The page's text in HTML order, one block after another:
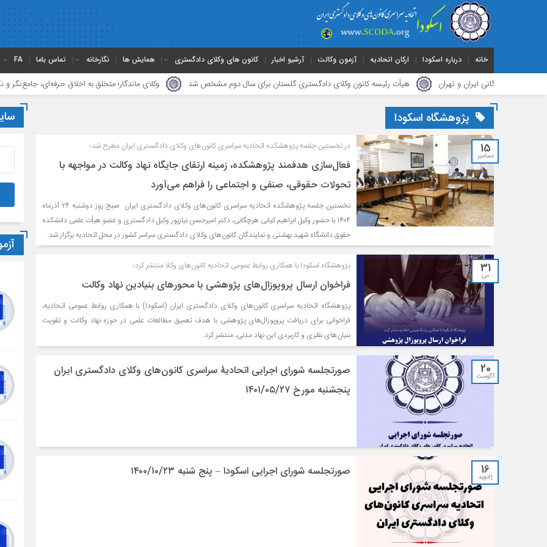
خانه درباره اسکودا ارکان اتحادیه آزمون وکالت آرشیو اخبار کانون های وکلای دادگستری همایش ها نگارخانه تماس باما FA
بازرگانی ایران و تهران هیأت ‌رئیسه کانون وکلای دادگستری گلستان برای سال دوم مشخص شد وکلای ماندگار؛ متخلق به اخلاق حرفه‌ای، جامع‌نگر و نکته‌بین
پژوهشگاه اسکودا
15
دسامبر
در نخستین جلسه پژوهشکده اتحادیه سراسری کانون‌های وکلای دادگستری ایران مطرح شد؛
فعال‌سازی هدفمند پژوهشکده، زمینه ارتقای جایگاه نهاد وکالت در مواجهه با
تحولات حقوقی، صنفی و اجتماعی را فراهم می‌آورد
نخستین جلسه پژوهشکده اتحادیه سراسری کانون‌های وکلای دادگستری ایران صبح روز دوشنبه ۲۴ آذرماه
۱۴۰۴ با حضور وکیل ابراهیم کیانی هرچگانی، دکتر امیرحسن نیازپور وکیل دادگستری و عضو هیأت علمی دانشکده
حقوق دانشگاه شهید بهشتی و نمایندگان کانون‌های وکلای دادگستری سراسر کشور در محل اتحادیه برگزار شد.
31
می
پژوهشگاه اسکودا با همکاری روابط عمومی اتحادیه کانون‌های وکلا منتشر کرد؛
فراخوان ارسال پروپوزال‌های پژوهشی با محور‌های بنیادین نهاد وکالت
پژوهشگاه اتحادیه سراسری کانون‌های وکلای دادگستری ایران (اسکودا) با همکاری روابط عمومی اتحادیه،
فراخوانی برای دریافت پروپوزال‌های پژوهشی با هدف تعمیق مطالعات علمی در حوزه نهاد وکالت و تقویت
بنیان‌های نظری و کاربردی این نهاد مدنی، منتشر کرد.
20
آگوست
صورتجلسه شورای اجرایی اتحادیۀ سراسری کانون‌های وکلای دادگستری ایران
پنجشنبه مورخ ۱۴۰۱/۰۵/۲۷
16
ژانویه صورتجلسه شورای اجرایی اسکودا – پنج شنبه ۱۴۰۰/۱۰/۲۳